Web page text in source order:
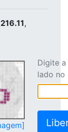
,
Digite
lado no